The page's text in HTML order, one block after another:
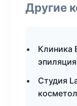
Другие
Клиника
Студия